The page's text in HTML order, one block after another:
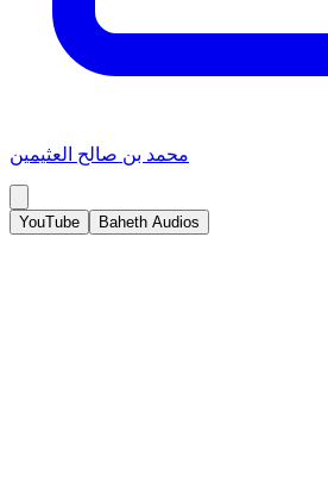
محمد بن صالح العثيمين
YouTube Baheth Audios